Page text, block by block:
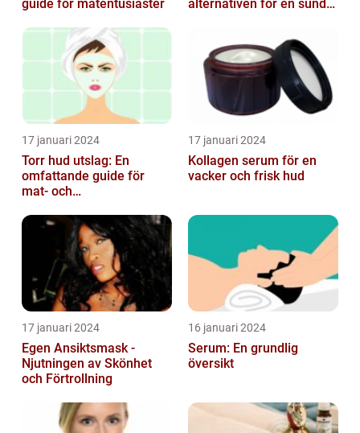
guide för matentusiaster
alternativen för en sund
17 januari 2024
Torr hud utslag: En
omfattande guide för
mat- och
17 januari 2024
Kollagen serum för en
vacker och frisk hud
17 januari 2024
Egen Ansiktsmask -
Njutningen av Skönhet
och Förtrollning
16 januari 2024
Serum: En grundlig
översikt